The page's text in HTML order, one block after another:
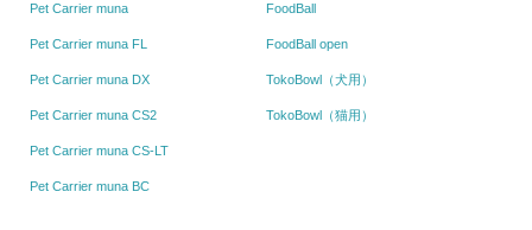
Pet Carrier muna
Pet Carrier muna FL
Pet Carrier muna DX
Pet Carrier muna CS2
Pet Carrier muna CS-LT
Pet Carrier muna BC
FoodBall
FoodBall open
TokoBowl（犬用）
TokoBowl（猫用）